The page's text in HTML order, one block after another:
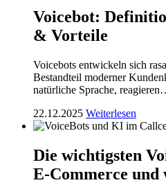
Voicebot:
& Vorteile
Voicebots entwickeln sich
Bestandteil moderner
natürliche Sprache,
22.12.2025 Weiterlesen
Die wichtigsten
E-Commerce und